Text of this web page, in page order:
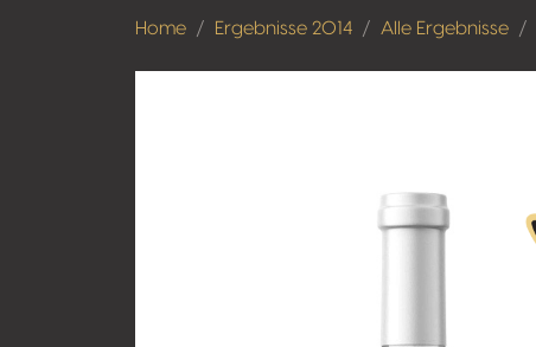
Home Ergebnisse 2014 Alle Ergebnisse